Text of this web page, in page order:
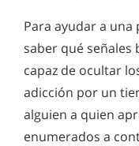
Abuso de las
Qué hacer con el
Información sobre
Información sobre
Para ayudar a
saber qué señales
capaz de ocultar
adicción por un
alguien a quien
enumerados a